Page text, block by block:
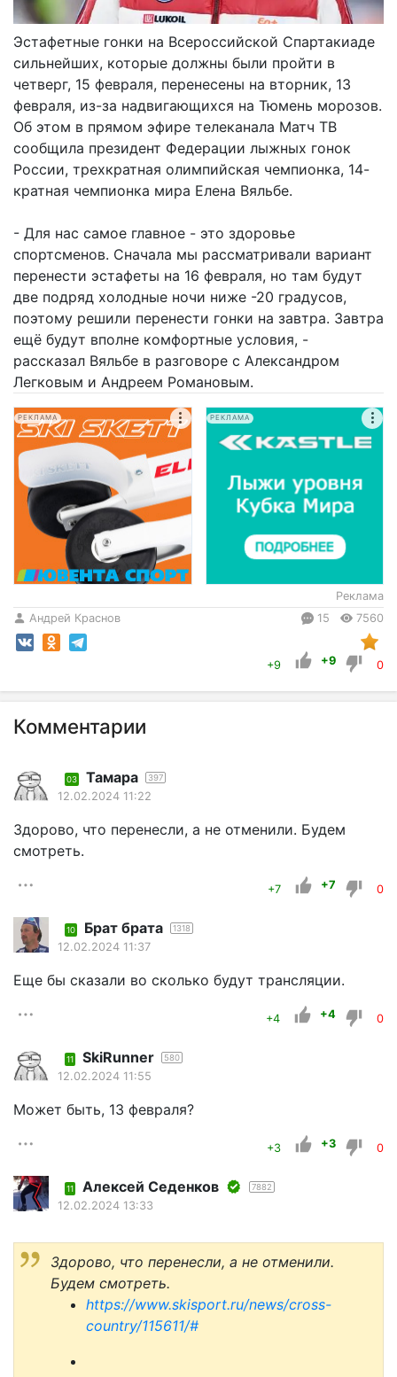
Эстафетные гонки на Всероссийской Спартакиаде
сильнейших, которые должны были пройти в
четверг, 15 февраля, перенесены на вторник, 13
февраля, из-за надвигающихся на Тюмень морозов.
Об этом в прямом эфире телеканала Матч ТВ
сообщила президент Федерации лыжных гонок
России, трехкратная олимпийская чемпионка, 14-
кратная чемпионка мира Елена Вяльбе.
- Для нас самое главное - это здоровье
спортсменов. Сначала мы рассматривали вариант
перенести эстафеты на 16 февраля, но там будут
две подряд холодные ночи ниже -20 градусов,
поэтому решили перенести гонки на завтра. Завтра
ещё будут вполне комфортные условия, -
рассказал Вяльбе в разговоре с Александром
Легковым и Андреем Романовым.
РЕКЛАМА РЕКЛАМА
Реклама
Андрей Краснов
15 7560
+9 +9 0
Комментарии
03 Тамара 397
12.02.2024 11:22
Здорово, что перенесли, а не отменили. Будем
смотреть.
+7 +7 0
10 Брат брата 1318
12.02.2024 11:37
Еще бы сказали во сколько будут трансляции.
+4 +4 0
11 SkiRunner 580
12.02.2024 11:55
Может быть, 13 февраля?
+3 +3 0
11 Алексей Седенков 7882
12.02.2024 13:33
Здорово, что перенесли, а не отменили.
Будем смотреть.
https://www.skisport.ru/news/cross-
country/115611/#